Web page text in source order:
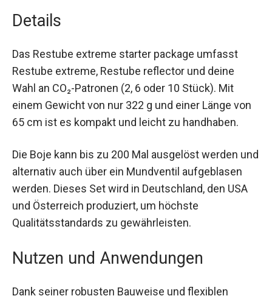
Details
Das Restube extreme starter package umfasst
Restube extreme, Restube reflector und deine
Wahl an CO₂-Patronen (2, 6 oder 10 Stück). Mit
einem Gewicht von nur 322 g und einer Länge
von 65 cm ist es kompakt und leicht zu
handhaben.
Die Boje kann bis zu 200 Mal ausgelöst werden
und alternativ auch über ein Mundventil
aufgeblasen werden. Dieses Set wird in
Deutschland, den USA und Österreich produziert,
um höchste Qualitätsstandards zu